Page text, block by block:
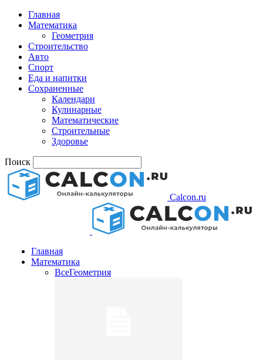
Главная
Математика
Геометрия
Строительство
Авто
Спорт
Еда и напитки
Сохраненные
Календари
Кулинарные
Математические
Строительные
Здоровье
Поиск
Calcon.ru
Главная
Математика
ВсеГеометрия